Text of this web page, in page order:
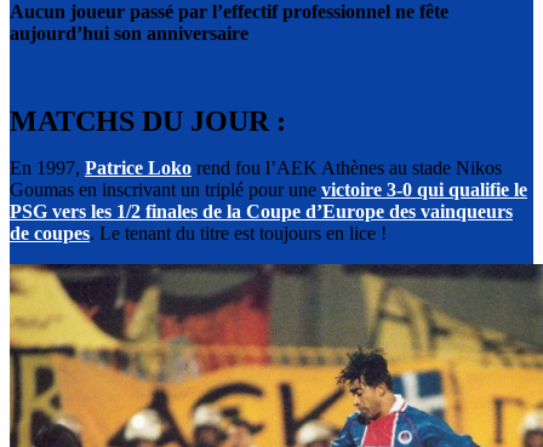
Aucun joueur passé par l’effectif professionnel ne fête
aujourd’hui son anniversaire
MATCHS DU JOUR :
En 1997, Patrice Loko rend fou l’AEK Athènes au stade Nikos
Goumas en inscrivant un triplé pour une victoire 3-0 qui qualifie le
PSG vers les 1/2 finales de la Coupe d’Europe des vainqueurs
de coupes. Le tenant du titre est toujours en lice !